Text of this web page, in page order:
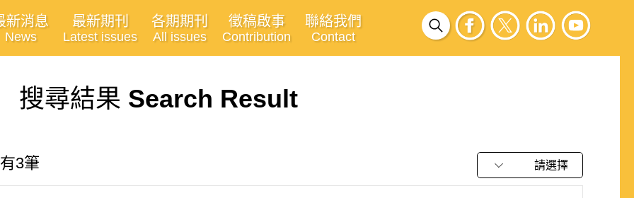
新消息
News
最新期刊
Latest issues
各期期刊
All issues
徵稿啟事
Contribution
聯絡我們
Contact
搜尋結果 Search Result
3筆 請選擇